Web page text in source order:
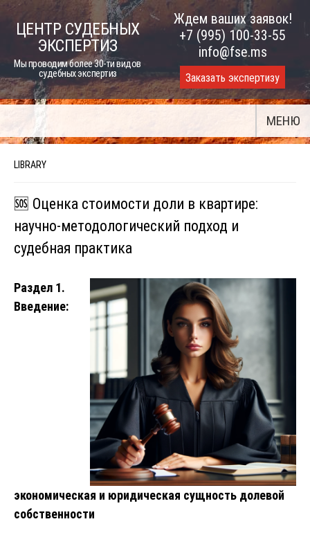
Skip
ЦЕНТР СУДЕБНЫХ
ЭКСПЕРТИЗ
Мы проводим более 30-ти видов
судебных экспертиз
Ждем ваших заявок!
+7 (995) 100-33-55
info@fse.ms
Заказать экспертизу
МЕНЮ
LIBRARY
🆘 Оценка стоимости доли в квартире:
научно-методологический подход и
судебная практика
Раздел 1.
Введение:
экономическая и юридическая сущность долевой
собственности